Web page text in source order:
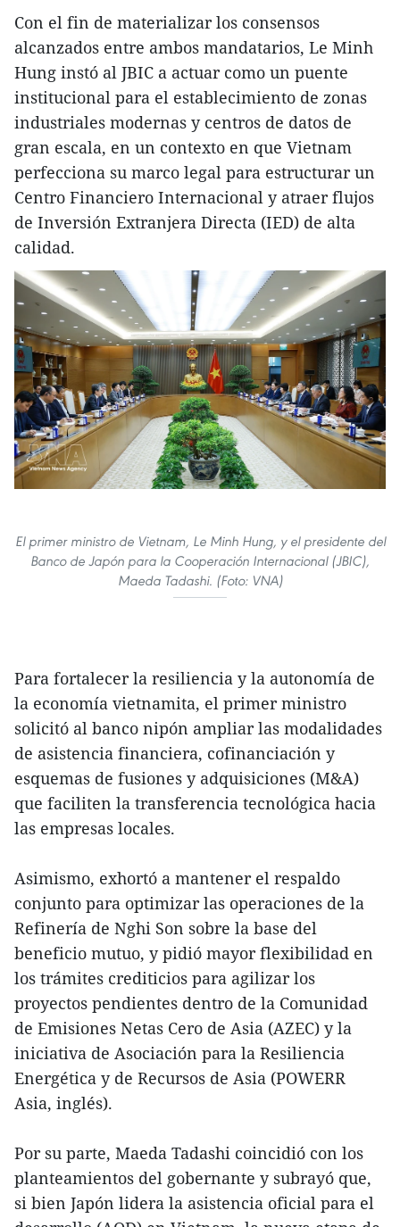
Con el fin de materializar los consensos
alcanzados entre ambos mandatarios, Le Minh
Hung instó al JBIC a actuar como un puente
institucional para el establecimiento de zonas
industriales modernas y centros de datos de
gran escala, en un contexto en que Vietnam
perfecciona su marco legal para estructurar un
Centro Financiero Internacional y atraer flujos
de Inversión Extranjera Directa (IED) de alta
calidad.
El primer ministro de Vietnam, Le Minh Hung, y el presidente del
Banco de Japón para la Cooperación Internacional (JBIC),
Maeda Tadashi. (Foto: VNA)
Para fortalecer la resiliencia y la autonomía de
la economía vietnamita, el primer ministro
solicitó al banco nipón ampliar las modalidades
de asistencia financiera, cofinanciación y
esquemas de fusiones y adquisiciones (M&A)
que faciliten la transferencia tecnológica hacia
las empresas locales.
Asimismo, exhortó a mantener el respaldo
conjunto para optimizar las operaciones de la
Refinería de Nghi Son sobre la base del
beneficio mutuo, y pidió mayor flexibilidad en
los trámites crediticios para agilizar los
proyectos pendientes dentro de la Comunidad
de Emisiones Netas Cero de Asia (AZEC) y la
iniciativa de Asociación para la Resiliencia
Energética y de Recursos de Asia (POWERR
Asia, inglés).
Por su parte, Maeda Tadashi coincidió con los
planteamientos del gobernante y subrayó que,
si bien Japón lidera la asistencia oficial para el